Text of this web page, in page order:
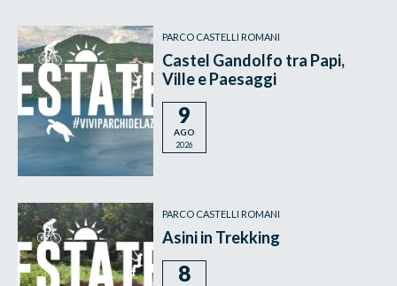
PARCO CASTELLI ROMANI
Castel Gandolfo tra Papi,
Ville e Paesaggi
9
AGO
2026
PARCO CASTELLI ROMANI
Asini in Trekking
8